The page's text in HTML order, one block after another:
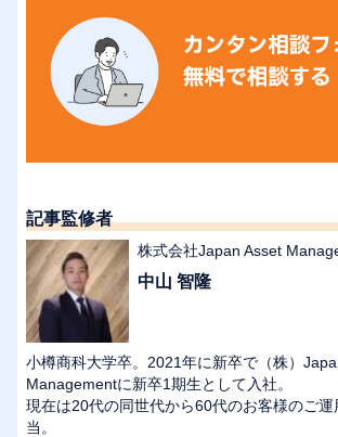
記事監修者
株式会社Japan Asset
中山 智隆
小樽商科大学卒。2021年に新卒で（株）
Managementに新卒1期生として入社。
現在は20代の同世代から60代のお客様のご運
当。